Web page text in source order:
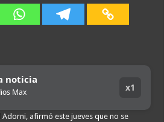
noticia
Max x1
Adorni, afirmó este jueves que no se